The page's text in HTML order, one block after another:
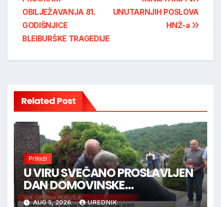
navigation
UNUTARNJIH POSLOVA
HNŽ-a
OBILJEŽAVANJA 81.
GODIŠNJICE
BLEIBURŠKE TRAGEDIJE
Related Post
Prilozi
U VIRU SVEČANO PROSLAVLJEN
DAN DOMOVINSKE
ZAHVALNOSTI
AUG 5, 2026 UREDNIK